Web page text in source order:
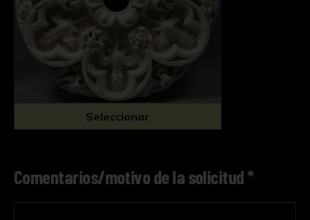
Seleccionar
Comentarios/motivo de la solicitud *